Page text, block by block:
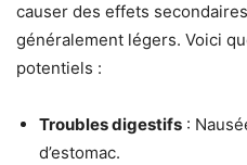
causer des effets
généralement légers. Voici
potentiels :
Troubles digestifs :
d’estomac.